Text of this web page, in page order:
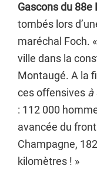
Gascons du 88e
tombés lors
maréchal Foch.
ville dans la
Montaugé. A la
ces offensives à
: 112 000
avancée du
Champagne,
kilomètres ! »